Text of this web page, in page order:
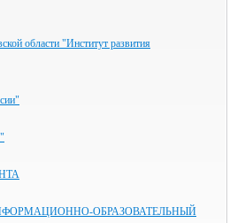
области "Институт развития
ОБРАЗОВАТЕЛЬНЫЙ